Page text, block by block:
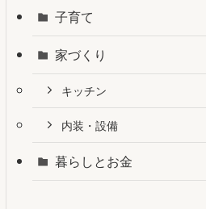
子育て
家づくり
キッチン
内装・設備
暮らしとお金